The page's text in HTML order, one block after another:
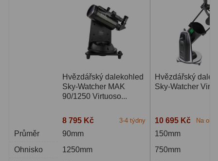
Teploměry a vlhkoměry15
Astronomická literatura10
Průměr
Ohnisko
Hvězdářský dalekohled
Sky-Watcher MAK
90/1250 Virtuoso...
8 795 Kč 3-4 týdny
90mm
1250mm
Hvězdářský
Sky-Watcher
10 695 Kč Na
150mm
750mm